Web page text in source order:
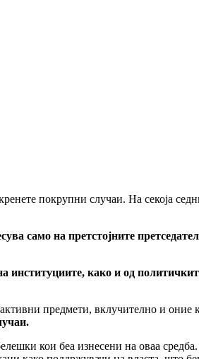
покрупни случаи. На секоја
само на претстојните
институциите, како и од
предмети, вклучително и
кои беа изнесени на оваа